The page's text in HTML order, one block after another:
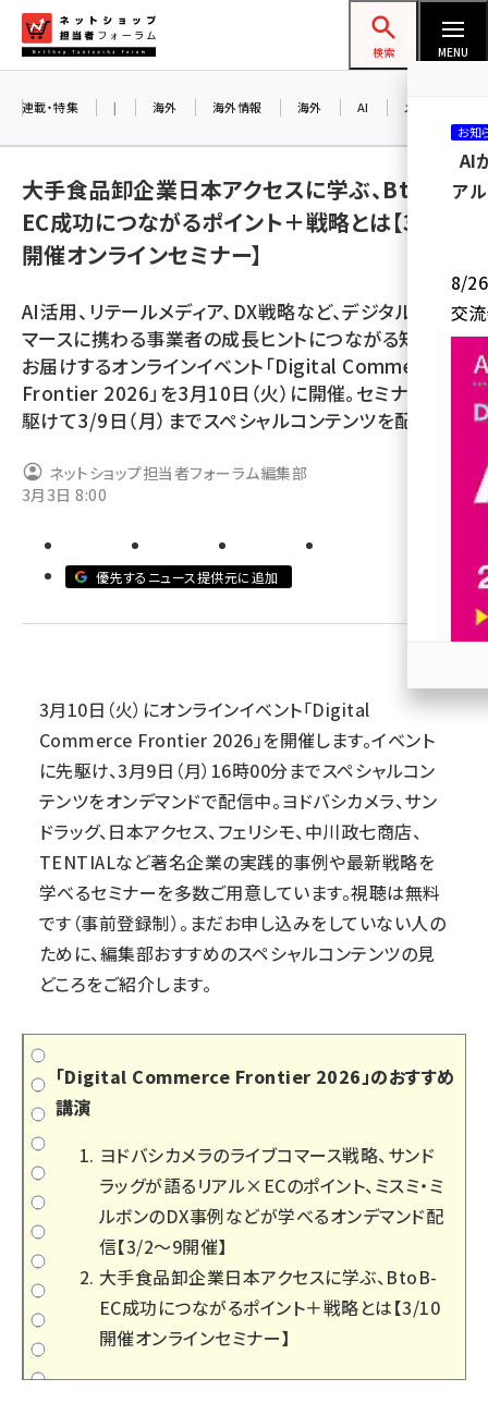
ン
ネットショップ担当者フォーラム
検索 MENU
amazon (2236)
楽天 (1865)
ecbeing (1204)
アスクル (1112)
ビィ・フォアード (769)
連載・特集 | 海外 海外情報 海外 AI メタバース
大手食品卸企業日本アクセスに学ぶ、BtoB-
EC成功につながるポイント＋戦略とは【3/10
開催オンラインセミナー】
AI活用、リテールメディア、DX戦略など、デジタルコ
マースに携わる事業者の成長ヒントにつながる知見を
お届けするオンラインイベント「Digital Commerce
Frontier 2026」を3月10日（火）に開催。セミナーに先
駆けて3/9日（月）までスペシャルコンテンツを配信中
ネットショップ担当者フォーラム編集部
3月3日 8:00
優先するニュース提供元に追加
3月10日（火）にオンラインイベント「Digital
Commerce Frontier 2026」を開催します。イベント
に先駆け、3月9日（月）16時00分までスペシャルコン
テンツをオンデマンドで配信中。ヨドバシカメラ、サン
ドラッグ、日本アクセス、フェリシモ、中川政七商店、
TENTIALなど著名企業の実践的事例や最新戦略を
学べるセミナーを多数ご用意しています。視聴は無料
です（事前登録制）。まだお申し込みをしていない人の
ために、編集部おすすめのスペシャルコンテンツの見
どころをご紹介します。
「Digital Commerce Frontier 2026」のおすすめ
講演
ヨドバシカメラのライブコマース戦略、サンド
ラッグが語るリアル×ECのポイント、ミスミ・ミ
ルボンのDX事例などが学べるオンデマンド配
信【3/2～9開催】
大手食品卸企業日本アクセスに学ぶ、BtoB-
EC成功につながるポイント＋戦略とは【3/10
開催オンラインセミナー】
お知
AI
ア
8/26
交
参